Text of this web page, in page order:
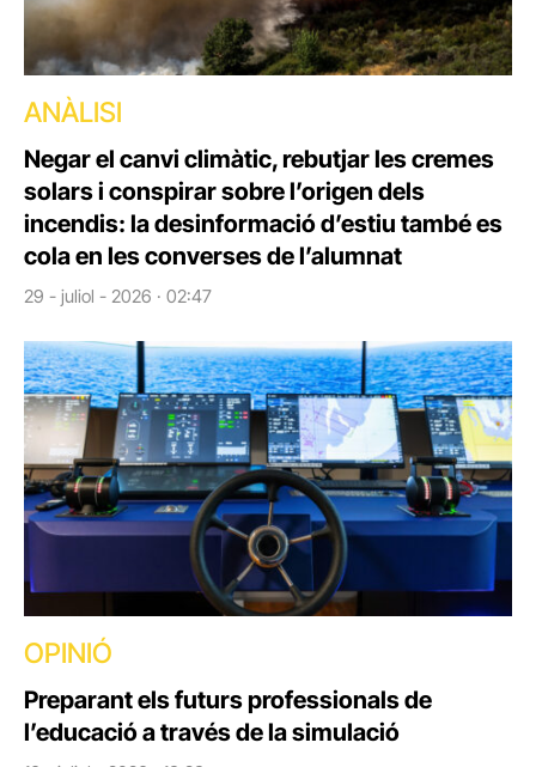
ANÀLISI
Negar el canvi climàtic, rebutjar les cremes
solars i conspirar sobre l’origen dels
incendis: la desinformació d’estiu també es
cola en les converses de l’alumnat
29 - juliol - 2026 · 02:47
OPINIÓ
Preparant els futurs professionals de
l’educació a través de la simulació